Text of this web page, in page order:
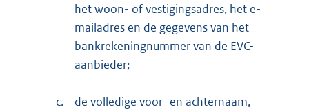
het woon- of vestigingsadres, het e-
mailadres en de gegevens van het
bankrekeningnummer van de EVC-
aanbieder;
c.
de volledige voor- en achternaam,